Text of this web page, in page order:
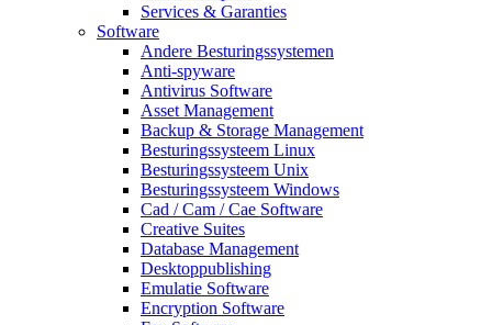
Services & Garanties
Software
Andere Besturingssystemen
Anti-spyware
Antivirus Software
Asset Management
Backup & Storage Management
Besturingssysteem Linux
Besturingssysteem Unix
Besturingssysteem Windows
Cad / Cam / Cae Software
Creative Suites
Database Management
Desktoppublishing
Emulatie Software
Encryption Software